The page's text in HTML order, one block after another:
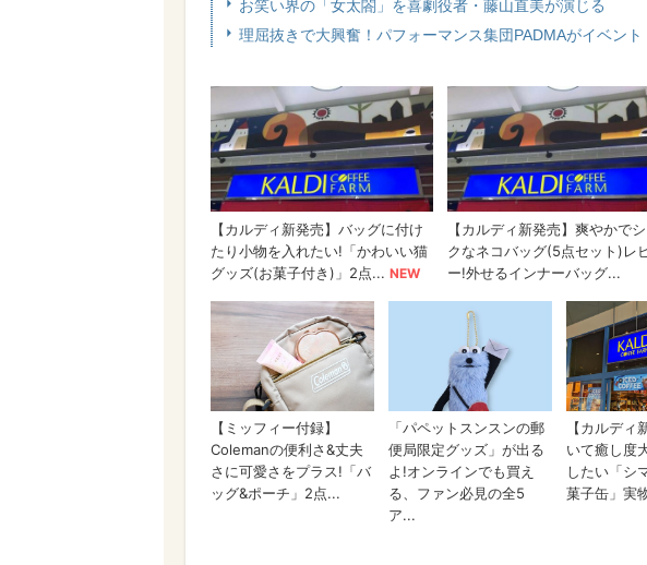
お笑い界の「女太閤」を喜劇役者・藤山直美が演じる
理屈抜きで大興奮！パフォーマンス集団PADMAがイベント